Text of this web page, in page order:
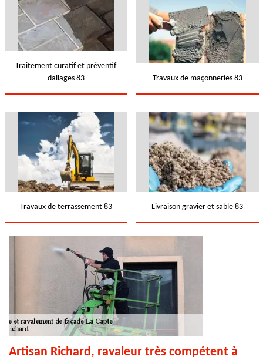
Traitement curatif et préventif
dallages 83
Travaux de maçonneries 83
Travaux de terrassement 83 Livraison gravier et sable 83
Artisan Richard, ravaleur très compétent à